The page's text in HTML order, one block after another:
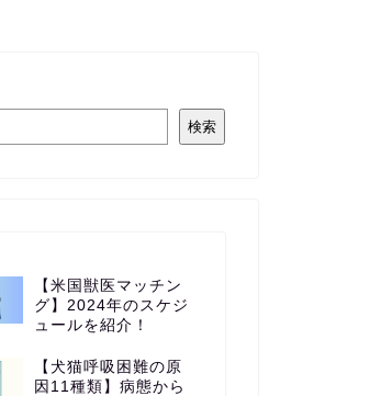
検索
【米国獣医マッチン
グ】2024年のスケジ
ュールを紹介！
【犬猫呼吸困難の原
因11種類】病態から